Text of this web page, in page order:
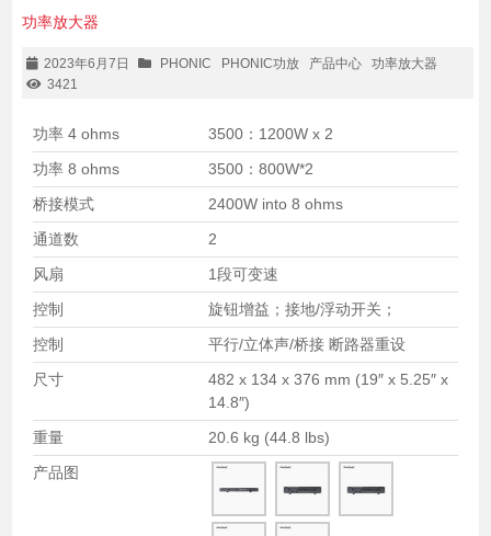
功率放大器
2023年6月7日 PHONIC PHONIC功放 产品中心
功率放大器
3421
功率 4 ohms
3500：1200W x 2
功率 8 ohms
3500：800W*2
桥接模式
2400W into 8 ohms
通道数
2
风扇
1段可变速
控制
旋钮增益；接地/浮动开关；
控制
平行/立体声/桥接 断路器重设
尺寸
482 x 134 x 376 mm (19″ x 5.25″ x
14.8″)
重量
20.6 kg (44.8 lbs)
产品图